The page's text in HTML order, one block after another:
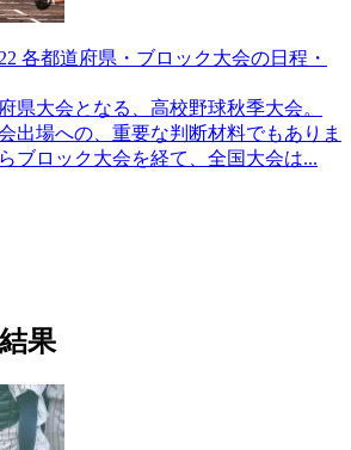
各都道府県・ブロック大会の日程・
県大会となる、高校野球秋季大会。
出場への、重要な判断材料でもありま
ブロック大会を経て、全国大会は...
果